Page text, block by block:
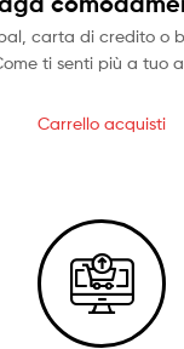
carta di credito o
ti senti più a tuo
Carrello acquisti